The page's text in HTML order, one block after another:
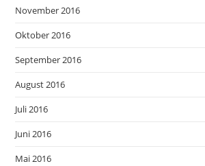
November 2016
Oktober 2016
September 2016
August 2016
Juli 2016
Juni 2016
Mai 2016